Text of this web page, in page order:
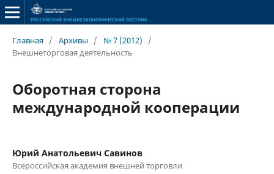
Главная / Архивы / № 7 (2012)
/
Внешнеторговая деятельность
Оборотная сторона
международной кооперации
Юрий Анатольевич Савинов
Всероссийская академия внешней торговли